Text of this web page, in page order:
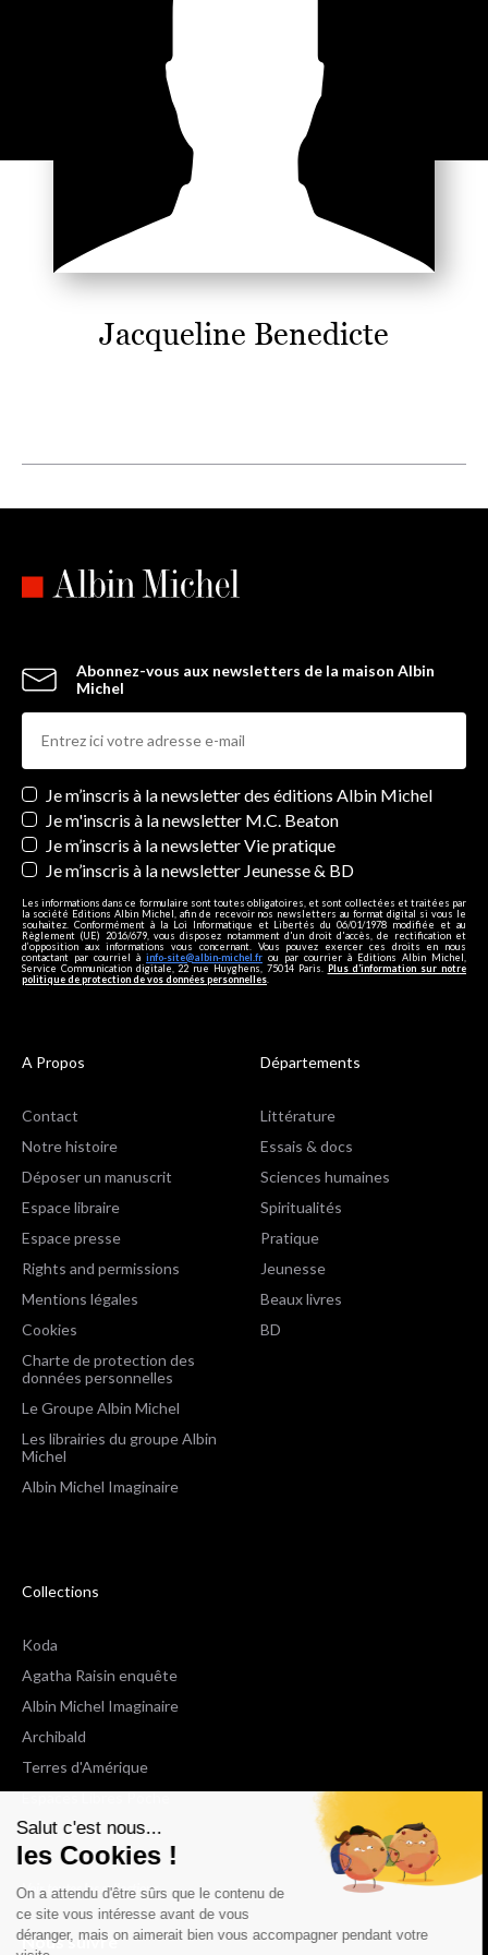
Salut c'est nous...
les Cookies !
On a attendu d'être sûrs que le contenu de
ce site vous intéresse avant de vous
déranger, mais on aimerait bien vous accompagner pendant votre
Jacqueline Benedicte
Abonnez-vous aux newsletters de la maison Albin
Michel
Newsletters
Je m’inscris à la newsletter des éditions Albin Michel
Je m'inscris à la newsletter M.C. Beaton
Je m’inscris à la newsletter Vie pratique
Je m’inscris à la newsletter Jeunesse & BD
Les informations dans ce formulaire sont toutes obligatoires, et sont collectées et traitées par
la société Editions Albin Michel, afin de recevoir nos newsletters au format digital si vous le
souhaitez. Conformément à la Loi Informatique et Libertés du 06/01/1978 modifiée et au
Règlement (UE) 2016/679, vous disposez notamment d'un droit d'accès, de rectification et
d’opposition aux informations vous concernant. Vous pouvez exercer ces droits en nous
contactant par courriel à info-site@albin-michel.fr ou par courrier à Editions Albin Michel,
Service Communication digitale, 22 rue Huyghens, 75014 Paris. Plus d’information sur notre
politique de protection de vos données personnelles
A Propos
Contact
Notre histoire
Déposer un manuscrit
Espace libraire
Espace presse
Rights and permissions
Mentions légales
Cookies
Charte de protection des
données personnelles
Le Groupe Albin Michel
Les librairies du groupe Albin
Michel
Albin Michel Imaginaire
Départements
Littérature
Essais & docs
Sciences humaines
Spiritualités
Pratique
Jeunesse
Beaux livres
BD
Collections
Koda
Agatha Raisin enquête
Albin Michel Imaginaire
Archibald
Terres d'Amérique
Espaces Libres Poche
NOX
Wiz
Voir toutes les collections
Nous suivre